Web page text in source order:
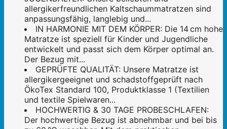
allergikerfreundlichen Kaltschaummatratzen sind
anpassungsfähig, langlebig und...
IN HARMONIE MIT DEM KÖRPER: Die 14 cm hohe
Matratze ist speziell für Kinder und Jugendliche
entwickelt und passt sich dem Körper optimal an.
Der Bezug mit...
GEPRÜFTE QUALITÄT: Unsere Matratze ist
allergikergeeignet und schadstoffgeprüft nach
ÖkoTex Standard 100, Produktklasse 1 (Textilien
und textile Spielwaren...
HOCHWERTIG & 30 TAGE PROBESCHLAFEN:
Der hochwertige Bezug ist abnehmbar und bei bis